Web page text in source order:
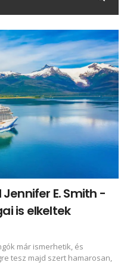
E. Smith -
is elkeltek
már ismerhetik, és
tesz majd szert hamarosan,